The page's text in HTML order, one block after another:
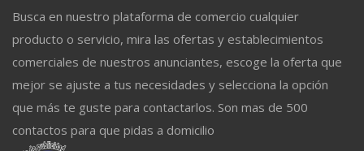
Busca en nuestro plataforma de comercio cualquier
producto o servicio, mira las ofertas y establecimientos
comerciales de nuestros anunciantes, escoge la oferta que
mejor se ajuste a tus necesidades y selecciona la opción
que más te guste para contactarlos. Son mas de 500
contactos para que pidas a domicilio